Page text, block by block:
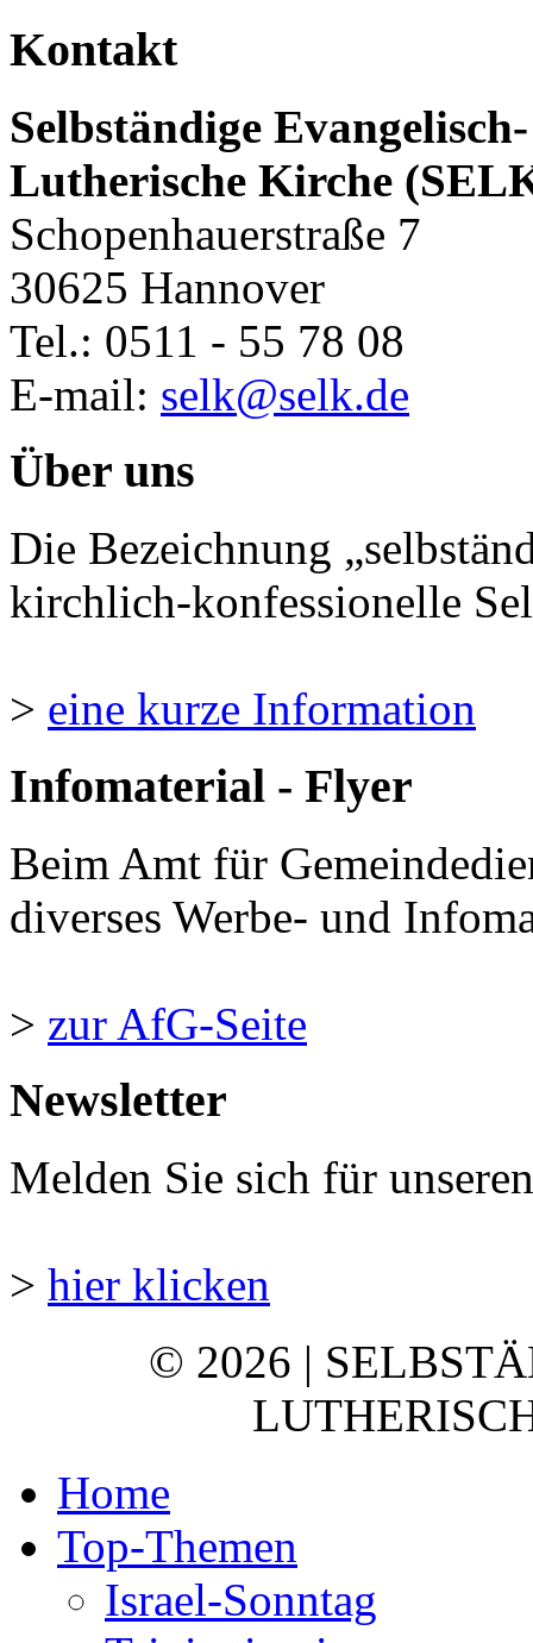
Kontakt
Selbständige Evangelisch-
Lutherische Kirche
Schopenhauerstraße 7
30625 Hannover
Tel.: 0511 - 55 78 08
E-mail: selk@selk.de
Über uns
Die Bezeichnung
kirchlich-konfessionelle
> eine kurze Information
Infomaterial - Flyer
Beim Amt für
diverses Werbe- und
> zur AfG-Seite
Newsletter
Melden Sie sich für
> hier klicken
© 2026 |
Home
Top-Themen
Israel-Sonntag